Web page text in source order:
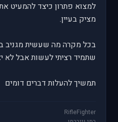
למצוא פתרון כיצד להמעיט
מציק בעיין.
בכל מקרה מה שעשית מגניב
שתמיד רציתי לעשות אבל לא
תמשיך להעלות דברים דומים
RifleFighter